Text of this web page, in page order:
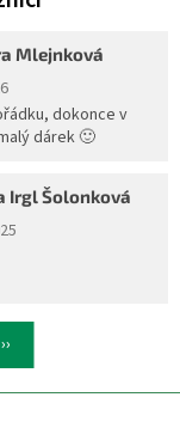
Mlejnková
obchodu je 5 z 5
dokonce v
dárek 🙂
Irgl Šolonková
obchodu je 5 z 5